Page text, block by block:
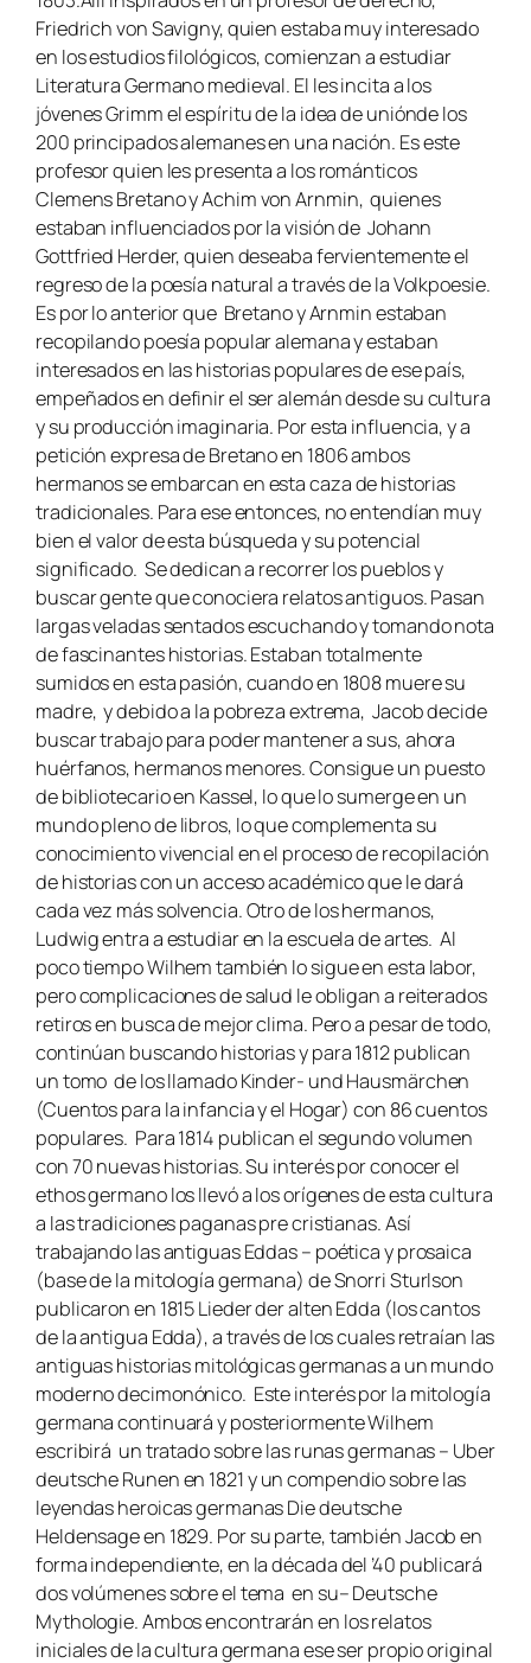
Friedrich von Savigny, quien estaba muy interesado
en los estudios filológicos, comienzan a estudiar
Literatura Germano medieval. El les incita a los
jóvenes Grimm el espíritu de la idea de uniónde los
200 principados alemanes en una nación. Es este
profesor quien les presenta a los románticos
Clemens Bretano y Achim von Arnmin, quienes
estaban influenciados por la visión de Johann
Gottfried Herder, quien deseaba fervientemente el
regreso de la poesía natural a través de laVolkpoesie.
Es por lo anterior que Bretano y Arnmin estaban
recopilando poesía popular alemana y estaban
interesados en las historias populares de ese país,
empeñados en definir el ser alemán desde su cultura
y su producción imaginaria. Por esta influencia, y a
petición expresa de Bretano en 1806 ambos
hermanos se embarcan en esta caza de historias
tradicionales. Para ese entonces, no entendían muy
bien el valor de esta búsqueda y su potencial
significado. Se dedican a recorrer los pueblos y
buscar gente que conociera relatos antiguos. Pasan
largas veladas sentados escuchando y tomando nota
de fascinantes historias. Estaban totalmente
sumidos en esta pasión, cuando en 1808 muere su
madre, y debido a la pobreza extrema, Jacob decide
buscar trabajo para poder mantener a sus, ahora
huérfanos, hermanos menores. Consigue un puesto
de bibliotecario en Kassel, lo que lo sumerge en un
mundo pleno de libros, lo que complementa su
conocimiento vivencial en el proceso de recopilación
de historias con un acceso académico que le dará
cada vez más solvencia. Otro de los hermanos,
Ludwig entra a estudiar en la escuela de artes. Al
poco tiempo Wilhem también lo sigue en esta labor,
pero complicaciones de salud le obligan a reiterados
retiros en busca de mejor clima. Pero a pesar de todo,
continúan buscando historias y para 1812 publican
un tomo de los llamadoKinder- und Hausmärchen
(Cuentos para la infancia y el Hogar) con 86 cuentos
populares. Para 1814 publican el segundo volumen
con 70 nuevas historias. Su interés por conocer el
ethos germano los llevó a los orígenes de esta cultura
a las tradiciones paganas pre cristianas. Así
trabajando las antiguas Eddas – poética y prosaica
(base de la mitología germana) de Snorri Sturlson
publicaron en 1815Lieder der alten Edda (los cantos
de la antigua Edda), a través de los cuales retraían las
antiguas historias mitológicas germanas a un mundo
moderno decimonónico. Este interés por la mitología
germana continuará y posteriormente Wilhem
escribirá un tratado sobre las runas germanas– Uber
deutsche Runenen 1821 y un compendio sobre las
leyendas heroicas germanasDie deutsche
Heldensageen 1829. Por su parte, también Jacob en
forma independiente, en la década del ’40 publicará
dos volúmenes sobre el tema en su–Deutsche
Mythologie. Ambos encontrarán en los relatos
iniciales de la cultura germana ese ser propio original